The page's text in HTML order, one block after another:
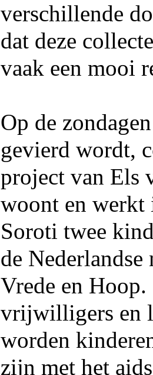
verschillende
dat deze
vaak een mooi
Op de
gevierd wordt,
project van Els
woont en werkt
Soroti twee
de
Vrede en Hoop.
vrijwilligers en
worden
zijn met het